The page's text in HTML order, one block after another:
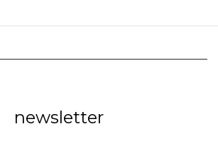
newsletter